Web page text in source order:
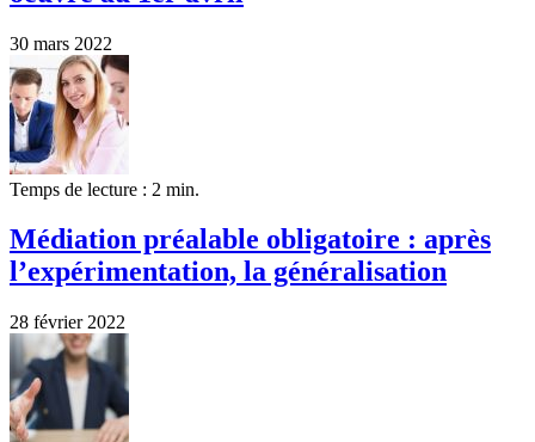
30 mars 2022
Temps de lecture : 2 min.
Médiation préalable obligatoire : après
l’expérimentation, la généralisation
28 février 2022